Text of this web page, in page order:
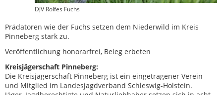
DJV Rolfes Fuchs
Prädatoren wie der Fuchs setzen dem Niederwild im Kreis
Pinneberg stark zu.
Veröffentlichung honorarfrei, Beleg erbeten
Kreisjägerschaft Pinneberg:
Die Kreisjägerschaft Pinneberg ist ein eingetragener Verein
und Mitglied im Landesjagdverband Schleswig-Holstein.